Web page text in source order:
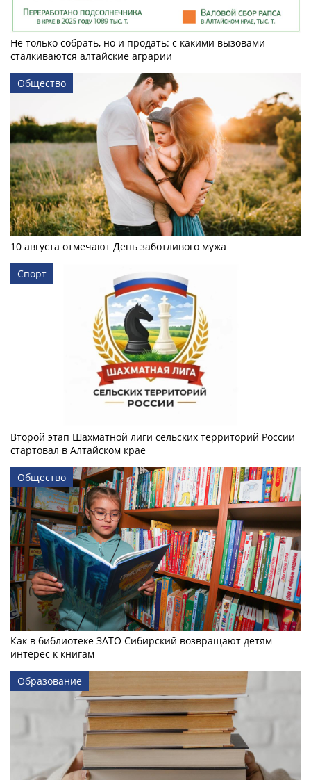
Не только собрать, но и продать: с какими вызовами
сталкиваются алтайские аграрии
Общество
10 августа отмечают День заботливого мужа
Спорт
Второй этап Шахматной лиги сельских территорий России
стартовал в Алтайском крае
Общество
Как в библиотеке ЗАТО Сибирский возвращают детям
интерес к книгам
Образование